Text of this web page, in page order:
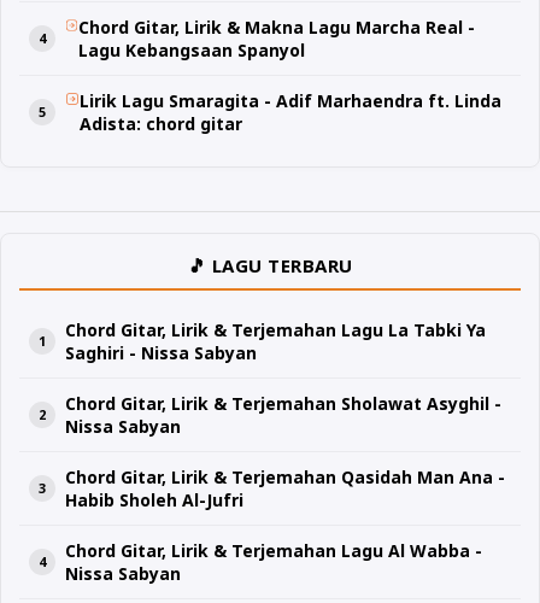
Chord Gitar, Lirik & Makna Lagu Marcha Real -
Lagu Kebangsaan Spanyol
Lirik Lagu Smaragita - Adif Marhaendra ft. Linda
Adista: chord gitar
🎵 LAGU TERBARU
Chord Gitar, Lirik & Terjemahan Lagu La Tabki Ya
Saghiri - Nissa Sabyan
Chord Gitar, Lirik & Terjemahan Sholawat Asyghil -
Nissa Sabyan
Chord Gitar, Lirik & Terjemahan Qasidah Man Ana -
Habib Sholeh Al-Jufri
Chord Gitar, Lirik & Terjemahan Lagu Al Wabba -
Nissa Sabyan